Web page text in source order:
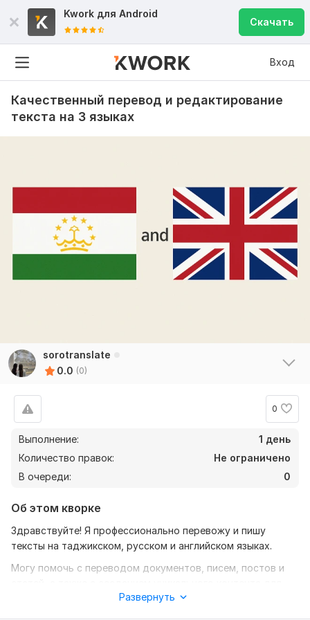
Kwork для Android
Скачать
Вход
Качественный перевод и редактирование
текста на 3 языках
sorotranslate
0.0 (0)
0
Выполнение:
1 день
Количество правок:
Не ограничено
В очереди:
0
Об этом кворке
Здравствуйте! Я профессионально перевожу и пишу
тексты на таджикском, русском и английском языках.
Могу помочь с переводом документов, писем, постов и
Развернуть